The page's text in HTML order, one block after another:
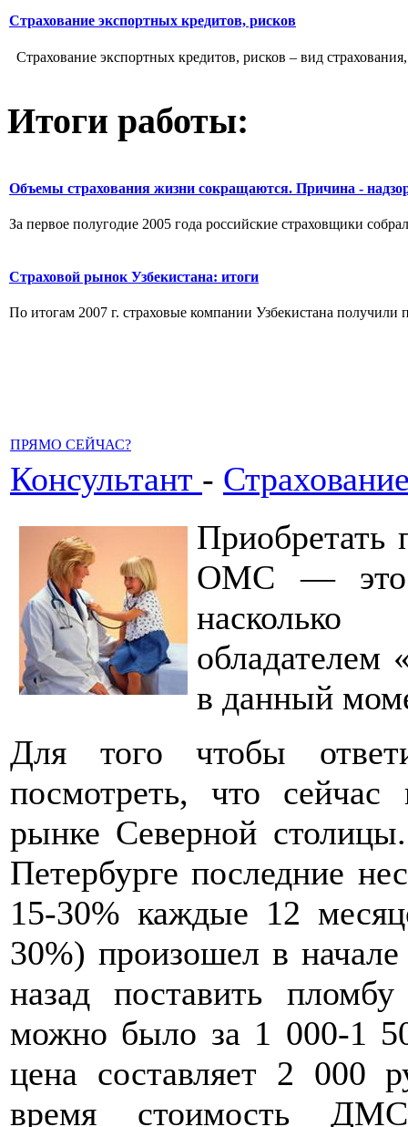
Страхование экспортных кредитов, рисков
Страхование экспортных кредитов, рисков – вид
Итоги работы:
Объемы страхования жизни сокращаются. Причина -
За первое полугодие 2005 года российские страховщики
Страховой рынок Узбекистана: итоги
По итогам 2007 г. страховые компании Узбекистана
ПРЯМО СЕЙЧАС?
Консультант -
Приобретать
ОМС — это
насколько
обладателем
в данный
Для того чтобы
посмотреть, что сейчас
рынке Северной
Петербурге последние
15-30% каждые 12
30%) произошел в
назад поставить
можно было за 1 000-1
цена составляет 2 000
время стоимость ДМС